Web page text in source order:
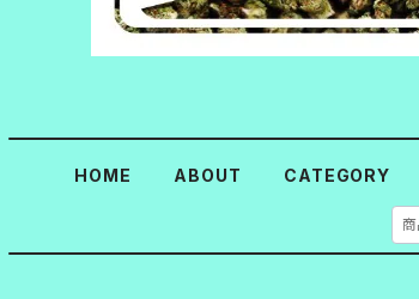
HOME ABOUT CATEGORY